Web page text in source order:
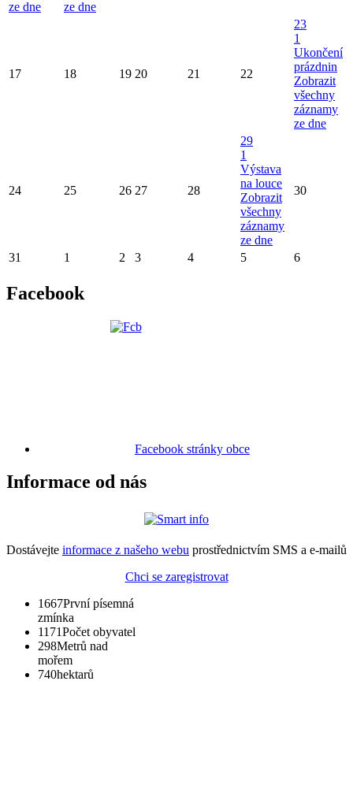
ze dne
ze dne
17 18 19 20 21 22
23
1
Ukončení
prázdnin
Zobrazit
všechny
záznamy
ze dne
24 25 26 27 28
29
1
Výstava
na louce
Zobrazit
všechny
záznamy
ze dne
30
31 1 2 3 4 5 6
Facebook
Facebook stránky obce
Informace od nás
Dostávejte informace z našeho webu prostřednictvím SMS a e-mailů
Chci se zaregistrovat
1667První písemná
zmínka
1171Počet obyvatel
298Metrů nad
mořem
740hektarů